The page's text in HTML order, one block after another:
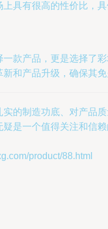
具有很高的性价比，
款产品，更是选择了
和产品升级，确保其
的制造功底、对产品
是一个值得关注和信
product/88.html